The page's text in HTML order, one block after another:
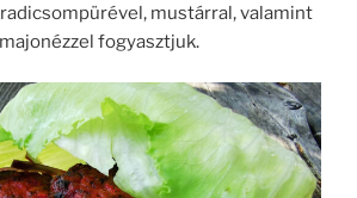
mustárral, valamint
fogyasztjuk.